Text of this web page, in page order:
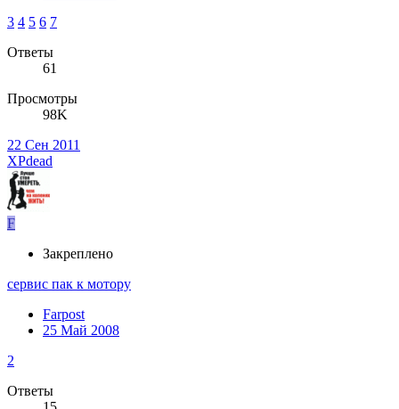
3 4 5 6 7
Ответы
61
Просмотры
98K
22 Сен 2011
XPdead
F
Закреплено
сервис пак к мотору
Farpost
25 Май 2008
2
Ответы